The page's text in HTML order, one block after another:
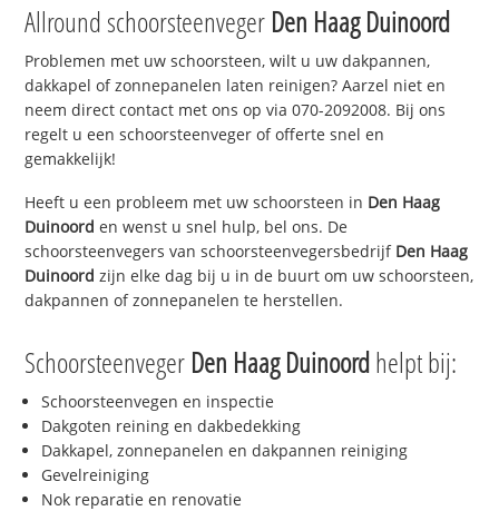
Allround schoorsteenveger Den Haag Duinoord
Problemen met uw schoorsteen, wilt u uw dakpannen,
dakkapel of zonnepanelen laten reinigen? Aarzel niet en
neem direct contact met ons op via 070-2092008. Bij ons
regelt u een schoorsteenveger of offerte snel en
gemakkelijk!
Heeft u een probleem met uw schoorsteen in Den Haag
Duinoord en wenst u snel hulp, bel ons. De
schoorsteenvegers van schoorsteenvegersbedrijf Den Haag
Duinoord zijn elke dag bij u in de buurt om uw schoorsteen,
dakpannen of zonnepanelen te herstellen.
Schoorsteenveger Den Haag Duinoordhelpt bij:
Schoorsteenvegen en inspectie
Dakgoten reining en dakbedekking
Dakkapel, zonnepanelen en dakpannen reiniging
Gevelreiniging
Nok reparatie en renovatie